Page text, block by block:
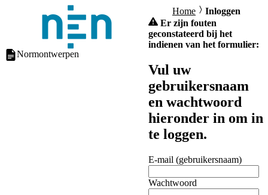
Normontwerpen
Home
Inloggen
Er zijn fouten
geconstateerd bij het
indienen van het formulier:
Vul uw
gebruikersnaam
en wachtwoord
hieronder in om in
te loggen.
E-mail (gebruikersnaam)
Wachtwoord